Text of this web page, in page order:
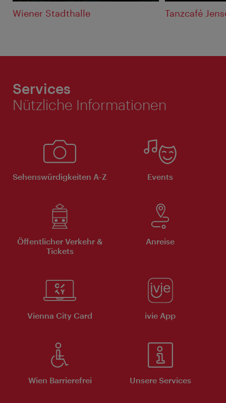
Wiener Stadthalle Tanzcafé
Services
Nützliche Informationen
Sehenswürdigkeiten A-Z Events
Öffentlicher Verkehr &
Tickets
Anreise
Vienna City Card ivie App
Wien Barrierefrei Unsere Services